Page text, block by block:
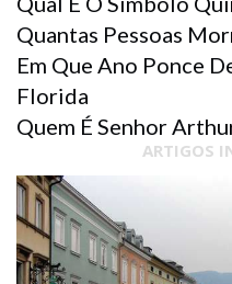
Quantas Pessoas
Em Que Ano Ponce
Florida
Quem É Senhor
ARTIGOS